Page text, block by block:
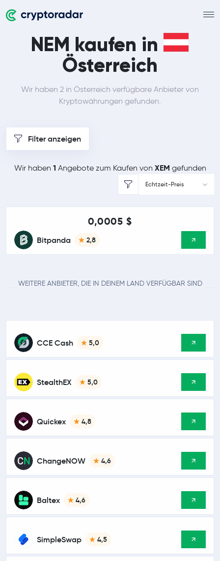
NEM kaufen in
Österreich
Wir haben 2 in Österreich verfügbare Anbieter von
Kryptowährungen gefunden.
Filter anzeigen
Wir haben 1 Angebote zum Kaufen von XEM gefunden
Echtzeit-Preis
Bitpanda 2,8
0,0005 $
WEITERE ANBIETER, DIE IN DEINEM LAND VERFÜGBAR SIND
CCE Cash 5,0
StealthEX 5,0
Quickex 4,8
ChangeNOW 4,6
Baltex 4,6
SimpleSwap 4,5